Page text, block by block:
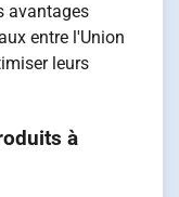
avantages
entre l'Union
leurs
à